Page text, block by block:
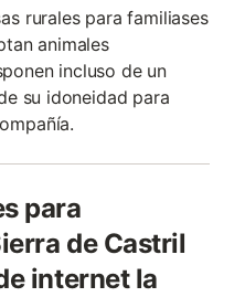
rurales para familiases
animales
incluso de un
su idoneidad para
para
de Castril
internet la